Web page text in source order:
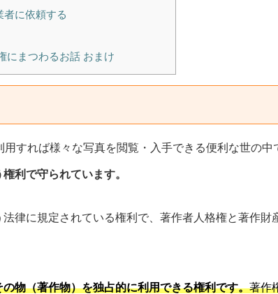
に依頼する
にまつわるお話 おまけ
すれば様々な写真を閲覧・入手できる便利な世の中
利で守られています。
律に規定されている権利で、著作者人格権と著作財
の物（著作物）を独占的に利用できる権利です。著作